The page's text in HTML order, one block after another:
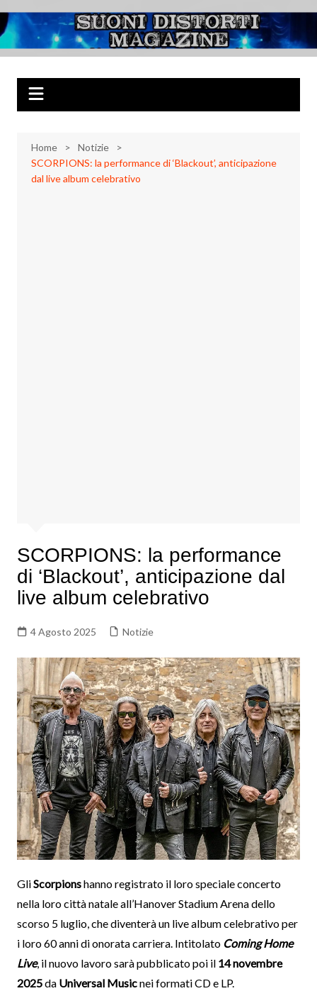
al
contenuto
Suoni Distorti
Magazine
Musica Rock, Metal, Punk e varie sonorità alternative
Home
Notizie
SCORPIONS: la performance di ‘Blackout’, anticipazione
dal live album celebrativo
SCORPIONS: la performance
di ‘Blackout’, anticipazione dal
live album celebrativo
4 Agosto 2025 Notizie
GliScorpionshanno registrato il loro speciale concerto
nella loro città natale all’Hanover Stadium Arena dello
scorso 5 luglio, che diventerà un live album celebrativo per
i loro 60 anni di onorata carriera. Intitolato Coming Home
Live, il nuovo lavoro sarà pubblicato poi il 14 novembre
2025da Universal Musicnei formati CD e LP.